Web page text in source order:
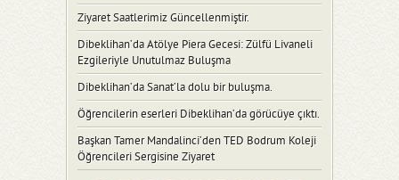
Ziyaret Saatlerimiz Güncellenmiştir.
Dibeklihan’da Atölye Piera Gecesi: Zülfü Livaneli
Ezgileriyle Unutulmaz Buluşma
Dibeklihan’da Sanat’la dolu bir buluşma.
Öğrencilerin eserleri Dibeklihan’da görücüye çıktı.
Başkan Tamer Mandalinci’den TED Bodrum Koleji
Öğrencileri Sergisine Ziyaret